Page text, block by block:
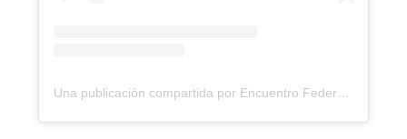
Una publicación compartida por Encuentro Federal por la Soberanía (@encuentroporlasoberania)